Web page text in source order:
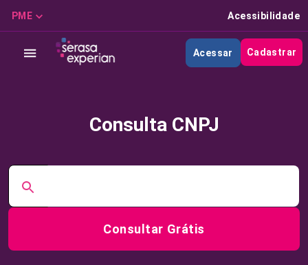
PME Acessibilidade
Acessar Cadastrar
Consulta CNPJ
Consultar Grátis